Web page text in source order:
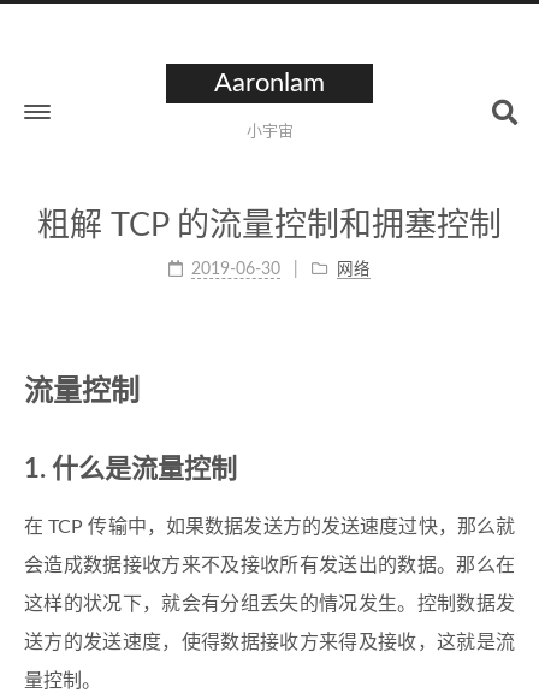
Aaronlam
小宇宙
粗解 TCP 的流量控制和拥塞控制
2019-06-30 网络
流量控制
1. 什么是流量控制
在 TCP 传输中，如果数据发送方的发送速度过快，那么就
会造成数据接收方来不及接收所有发送出的数据。那么在
这样的状况下，就会有分组丢失的情况发生。控制数据发
送方的发送速度，使得数据接收方来得及接收，这就是流
量控制。